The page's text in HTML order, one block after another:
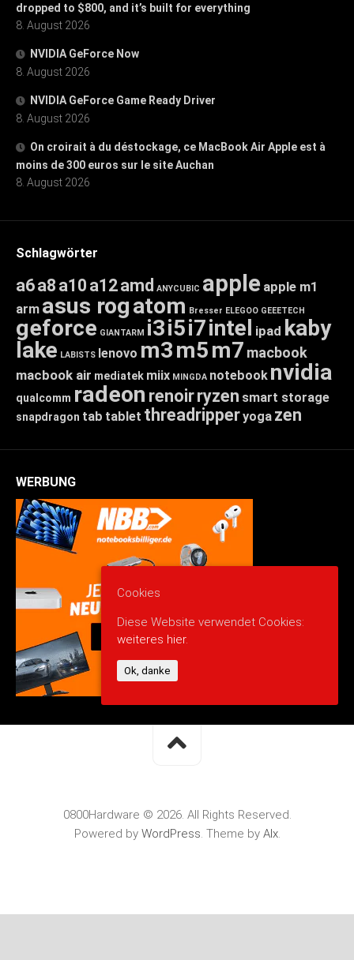
dropped to $800, and it’s built for everything
8. August 2026
NVIDIA GeForce Now
8. August 2026
NVIDIA GeForce Game Ready Driver
8. August 2026
On croirait à du déstockage, ce MacBook Air Apple est à
moins de 300 euros sur le site Auchan
8. August 2026
Schlagwörter
a6a8 a10 a12amd ANYCUBIC apple apple m1
arm asus rogatom Bresser ELEGOO GEEETECH
geforce GIANTARM i3i5i7intel ipad kaby
lake LABISTS lenovo m3m5m7 macbook
macbook air mediatek miix MINGDA notebook nvidia
qualcomm radeon renoirryzen smart storage
snapdragon tab tablet threadripperyoga zen
WERBUNG
0800Hardware © 2026. All Rights Reserved.
Powered by WordPress. Theme by Alx.
Cookies
Diese Website verwendet Cookies:
weiteres hier.
Ok, danke